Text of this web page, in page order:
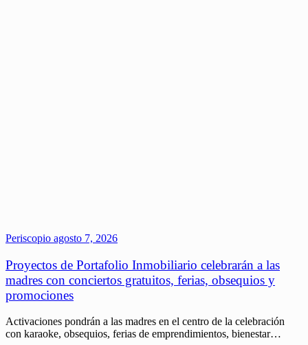
Periscopio agosto 7, 2026
Proyectos de Portafolio Inmobiliario celebrarán a las
madres con conciertos gratuitos, ferias, obsequios y
promociones
Activaciones pondrán a las madres en el centro de la celebración
con karaoke, obsequios, ferias de emprendimientos, bienestar…